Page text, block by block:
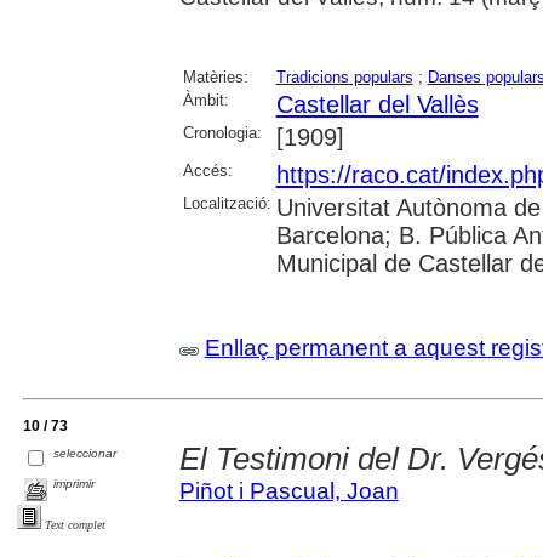
Matèries: Tradicions populars ; Danses
Àmbit:
Castellar del Vallès
Cronologia: [1909]
Accés: https://raco.cat/
Localització: Universitat Autònoma
Barcelona; B. Pública
Municipal de Castellar
Enllaç permanent a aquest
10 / 73
seleccionar
imprimir
Text complet
El Testimoni del Dr.
Piñot i Pascual, Joan